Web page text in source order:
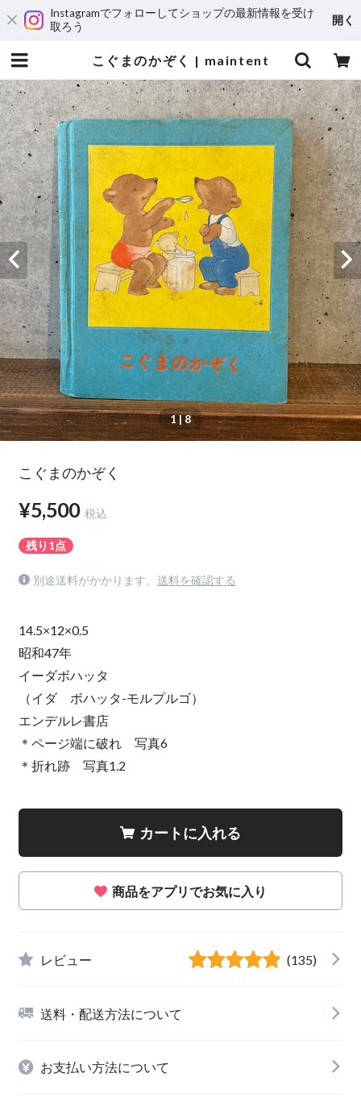
Instagramでフォローしてショップの最新情報を受け
取ろう
開く
こぐまのかぞく | maintent
1| 8
こぐまのかぞく
¥5,500 税込
残り1点
別途送料がかかります。 送料を確認する
14.5×12×0.5
昭和47年
イーダボハッタ
（イダ ボハッタ-モルプルゴ）
エンデルレ書店
＊ページ端に破れ 写真6
＊折れ跡 写真1.2
カートに入れる
商品をアプリでお気に入り
レビュー (135)
送料・配送方法について
お支払い方法について